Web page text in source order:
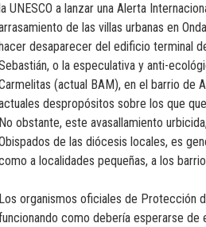
la UNESCO a lanzar una Alerta
de las villas urbanas en
hacer desaparecer del edificio terminal
o la especulativa y anti-
(actual BAM), en el barrio de
despropósitos sobre los que
No obstante, este avasallamiento
de las diócesis locales, es
a localidades pequeñas, a los
Los organismos oficiales de Protección
como debería esperarse